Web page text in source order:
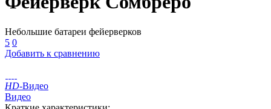
Небольшие батареи фейерверков
5 0
Добавить к сравнению
HD-Видео
Видео